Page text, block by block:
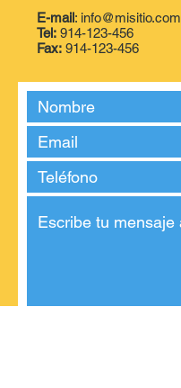
E-mail: info@misitio.com
Tel: 914-123-456
Fax: 914-123-456